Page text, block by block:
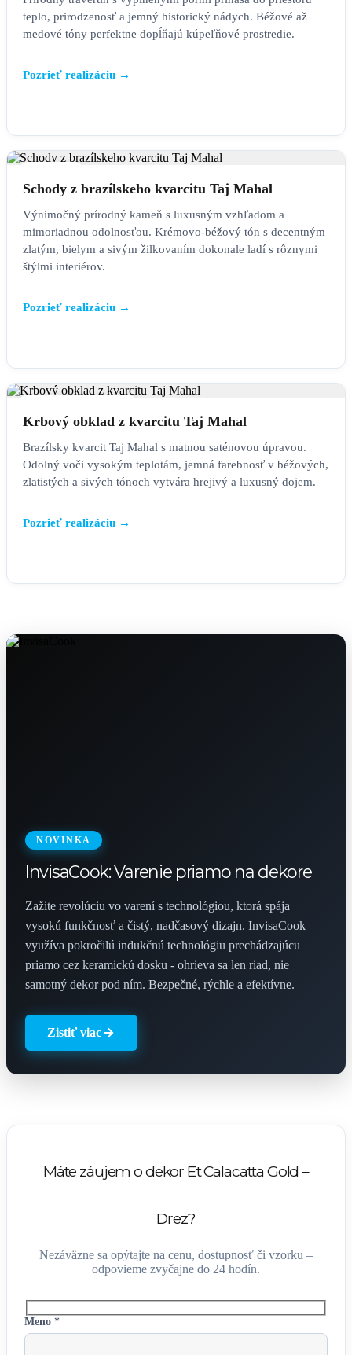
teplo, prirodzenosť a jemný historický nádych. Béžové až
medové tóny perfektne dopĺňajú kúpeľňové prostredie.
Pozrieť realizáciu →
Schody z brazílskeho kvarcitu Taj Mahal
Výnimočný prírodný kameň s luxusným vzhľadom a
mimoriadnou odolnosťou. Krémovo-béžový tón s decentným
zlatým, bielym a sivým žilkovaním dokonale ladí s rôznymi
štýlmi interiérov.
Pozrieť realizáciu →
Krbový obklad z kvarcitu Taj Mahal
Brazílsky kvarcit Taj Mahal s matnou saténovou úpravou.
Odolný voči vysokým teplotám, jemná farebnosť v béžových,
zlatistých a sivých tónoch vytvára hrejivý a luxusný dojem.
Pozrieť realizáciu →
NOVINKA
InvisaCook: Varenie priamo na dekore
Zažite revolúciu vo varení s technológiou, ktorá spája
vysokú funkčnosť a čistý, nadčasový dizajn. InvisaCook
využíva pokročilú indukčnú technológiu prechádzajúcu
priamo cez keramickú dosku - ohrieva sa len riad, nie
samotný dekor pod ním. Bezpečné, rýchle a efektívne.
Zistiť viac
Máte záujem o dekor Et Calacatta Gold –
Drez?
Nezáväzne sa opýtajte na cenu, dostupnosť či vzorku –
odpovieme zvyčajne do 24 hodín.
Meno *